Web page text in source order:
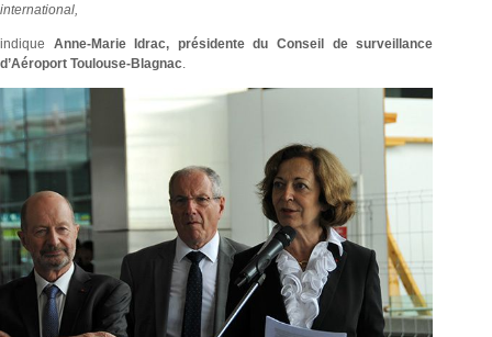
international,
indique Anne-Marie Idrac, présidente du Conseil de surveillance
d’Aéroport Toulouse-Blagnac.